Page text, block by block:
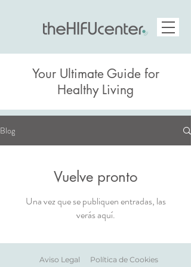
Your Ultimate Guide for
Healthy Living
Blog
Vuelve pronto
Una vez que se publiquen entradas, las
verás aquí.
Aviso Legal Política de Cookies